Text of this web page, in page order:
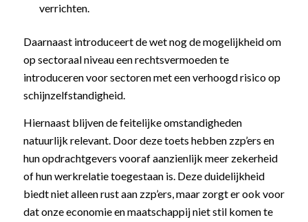
verrichten.
Daarnaast introduceert de wet nog de mogelijkheid om
op sectoraal niveau een rechtsvermoeden te
introduceren voor sectoren met een verhoogd risico op
schijnzelfstandigheid.
Hiernaast blijven de feitelijke omstandigheden
natuurlijk relevant. Door deze toets hebben zzp’ers en
hun opdrachtgevers vooraf aanzienlijk meer zekerheid
of hun werkrelatie toegestaan is. Deze duidelijkheid
biedt niet alleen rust aan zzp’ers, maar zorgt er ook voor
dat onze economie en maatschappij niet stil komen te